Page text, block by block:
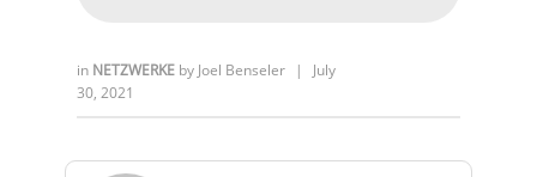
in NETZWERKE by Joel Benseler |
July
30, 2021